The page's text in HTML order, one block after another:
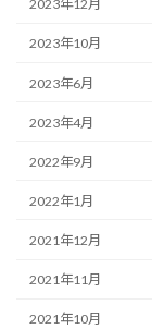
2023年12月
2023年10月
2023年6月
2023年4月
2022年9月
2022年1月
2021年12月
2021年11月
2021年10月